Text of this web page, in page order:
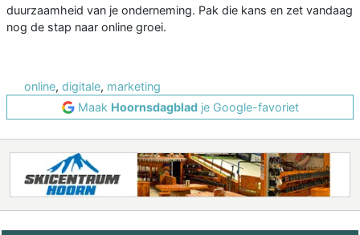
duurzaamheid van je onderneming. Pak die kans en zet vandaag
nog de stap naar online groei.
online, digitale, marketing
Maak Hoornsdagbladje Google-favoriet